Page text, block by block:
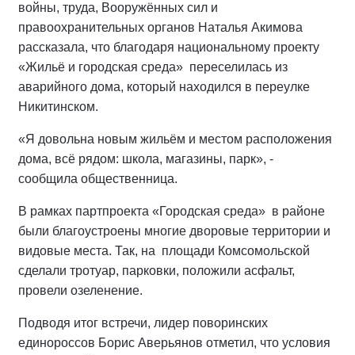
войны, труда, Вооружённых сил и
правоохранительных органов Наталья Акимова
рассказала, что благодаря национальному проекту
«Жильё и городская среда» переселилась из
аварийного дома, который находился в переулке
Никитинском.
«Я довольна новым жильём и местом расположения
дома, всё рядом: школа, магазины, парк», -
сообщила общественница.
В рамках партпроекта «Городская среда» в районе
были благоустроены многие дворовые территории и
видовые места. Так, на площади Комсомольской
сделали тротуар, парковки, положили асфальт,
провели озеленение.
Подводя итог встречи, лидер поворинских
единороссов Борис Аверьянов отметил, что условия